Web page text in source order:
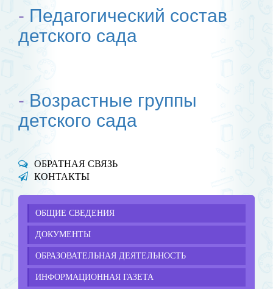
- Педагогический состав
детского сада
- Возрастные группы
детского сада
ОБРАТНАЯ СВЯЗЬ
КОНТАКТЫ
ОБЩИЕ СВЕДЕНИЯ
ДОКУМЕНТЫ
ОБРАЗОВАТЕЛЬНАЯ ДЕЯТЕЛЬНОСТЬ
ИНФОРМАЦИОННАЯ ГАЗЕТА